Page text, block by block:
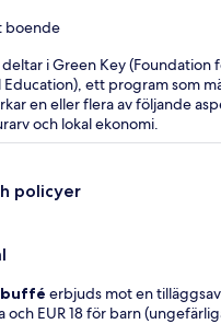
boende
i Green Key (Foundation
Education), ett program som
en eller flera av följande
och lokal ekonomi.
policyer
erbjuds mot en
och EUR 18 för barn